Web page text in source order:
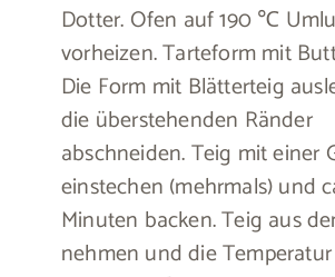
Dotter. Ofen auf 190 ℃
vorheizen. Tarteform mit
Die Form mit Blätterteig
die überstehenden Ränder
abschneiden. Teig mit einer
einstechen (mehrmals) und
Minuten backen. Teig aus
nehmen und die